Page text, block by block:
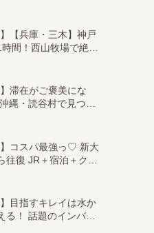
】【兵庫・三木】神戸
間！西山牧場で絶…
】滞在がご褒美にな
縄・読谷村で見つ…
】コスパ最強っ♡ 新大
往復 JR＋宿泊＋ク…
】目指すキレイは水か
る！ 話題のインバ…